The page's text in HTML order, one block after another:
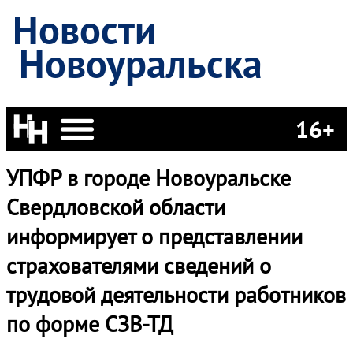
Новости
Новоуральска
16+
УПФР в городе Новоуральске
Свердловской области
информирует о представлении
страхователями сведений о
трудовой деятельности работников
по форме СЗВ-ТД